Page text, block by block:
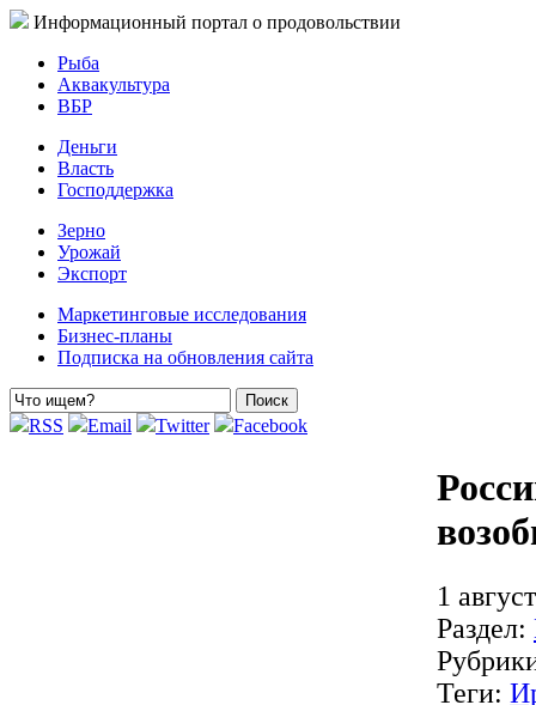
Информационный портал о продовольствии
Рыба
Аквакультура
ВБР
Деньги
Власть
Господдержка
Зерно
Урожай
Экспорт
Маркетинговые исследования
Бизнес-планы
Подписка на обновления сайта
RSS Email Twitter Facebook
1
Раздел:
Теги: